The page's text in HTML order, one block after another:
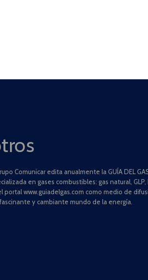
Comunicar edita anualmente la GUÍA DEL
en gases combustibles: gas natural,
portal www.guiadelgas.com como medio de
y cambiante mundo de la energía.